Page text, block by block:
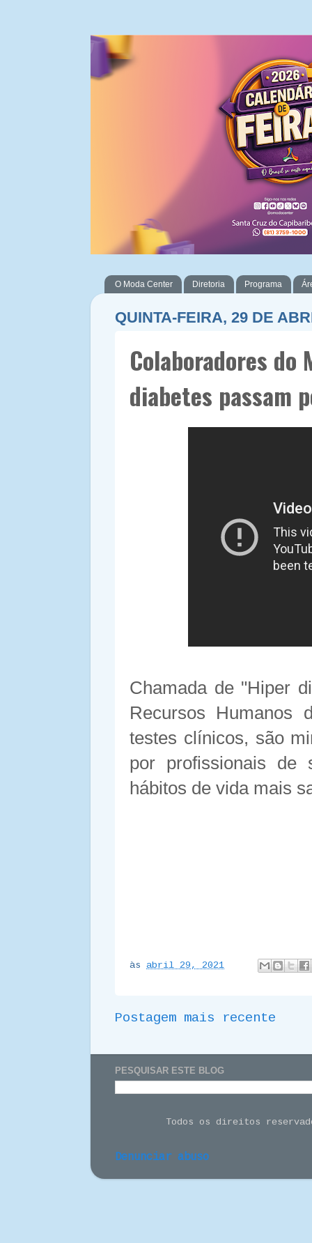
O Moda Center Diretoria Programa
QUINTA-FEIRA, 29 DE
Colaboradores do
diabetes passam
Chamada de "Hiper
Recursos Humanos
testes clínicos, são
por profissionais de
hábitos de vida mais
às abril 29, 2021
Postagem mais recente
PESQUISAR ESTE BLOG
Todos os direitos
Denunciar abuso